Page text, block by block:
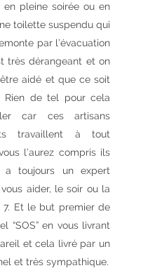
pleine soirée ou en
toilette suspendu qui
par l’évacuation
très dérangeant et on
aidé et que ce soit
Rien de tel pour cela
car ces artisans
travaillent à tout
l’aurez compris ils
toujours un expert
aider, le soir ou la
Et le but premier de
“SOS” en vous livrant
et cela livré par un
et très sympathique.